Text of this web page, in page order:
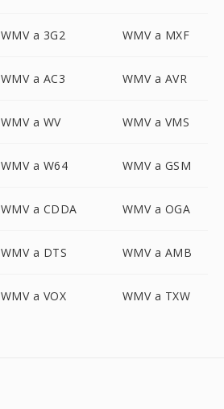
WMV a 3G2 WMV a MXF
WMV a AC3 WMV a AVR
WMV a WV WMV a VMS
WMV a W64 WMV a GSM
WMV a CDDA WMV a OGA
WMV a DTS WMV a AMB
WMV a VOX WMV a TXW